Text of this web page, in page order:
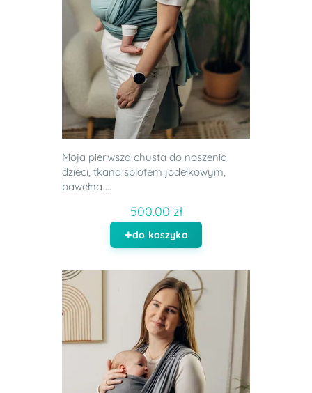
Moja pierwsza chusta do noszenia
dzieci, tkana splotem jodełkowym,
bawełna ...
500.00 zł
do koszyka